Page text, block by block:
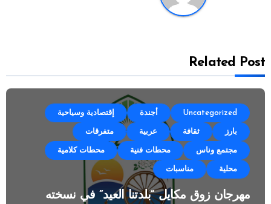
Related Post
Uncategorized أجندة إقتصادية وسياحية
بارز ثقافة عربية متفرقات
مجتمع وناس محطات فنية محطات كلامية
محلية مناسبات
مهرجان زوق مكايل “بلدتنا العيد” في نسخته